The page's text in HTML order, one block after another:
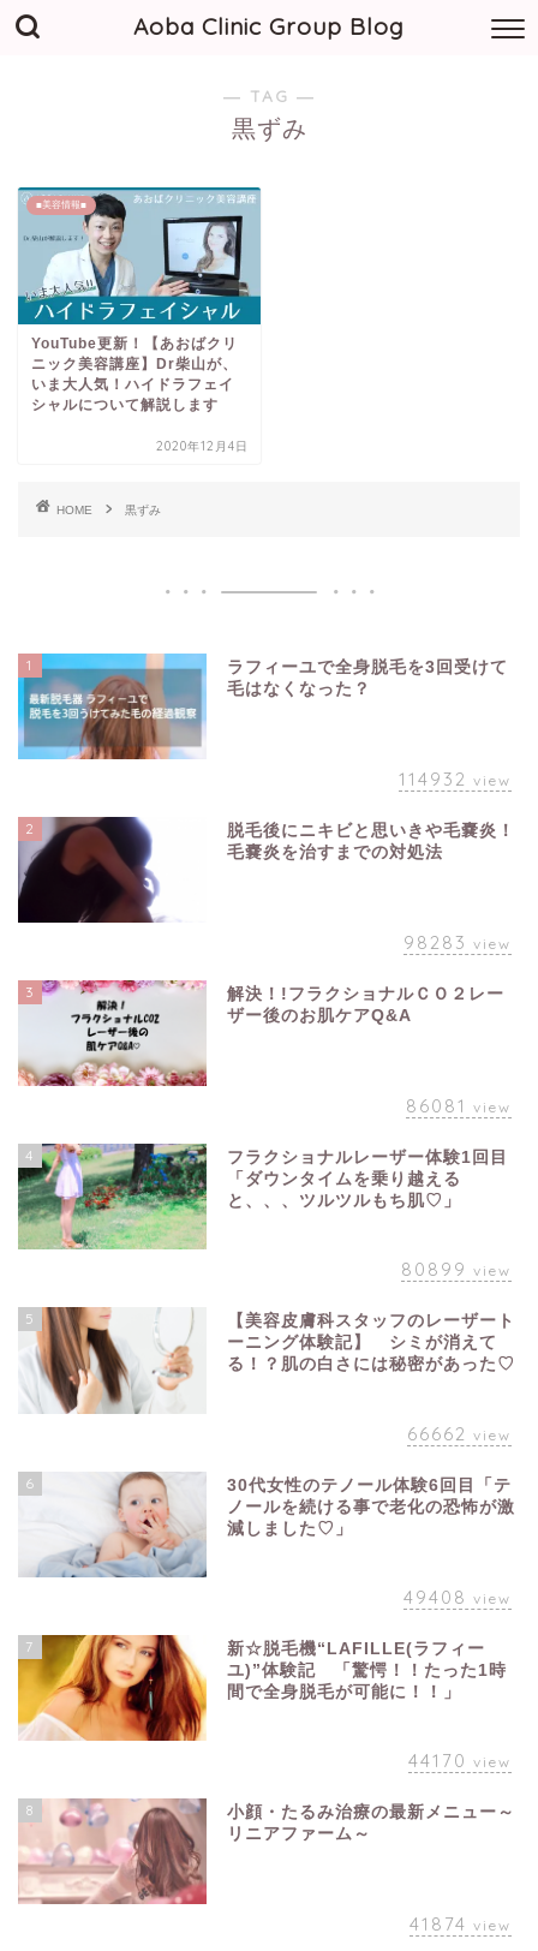
Aoba Clinic Group Blog
― TAG ―
黒ずみ
■美容情報■
YouTube更新！【あおばクリ
ニック美容講座】Dr柴山が、
いま大人気！ハイドラフェイ
シャルについて解説します
2020年12月4日
HOME 黒ずみ
1
ラフィーユで全身脱毛を3回受けて
毛はなくなった？
114932 view
2
脱毛後にニキビと思いきや毛嚢炎！
毛嚢炎を治すまでの対処法
98283 view
3
解決！!フラクショナルＣＯ２レー
ザー後のお肌ケアQ&A
86081 view
4
フラクショナルレーザー体験1回目
「ダウンタイムを乗り越える
と、、、ツルツルもち肌♡」
80899 view
5
【美容皮膚科スタッフのレーザート
ーニング体験記】 シミが消えて
る！？肌の白さには秘密があった♡
66662 view
6
30代女性のテノール体験6回目「テ
ノールを続ける事で老化の恐怖が激
減しました♡」
49408 view
7
新☆脱毛機“LAFILLE(ラフィー
ユ)”体験記 「驚愕！！たった1時
間で全身脱毛が可能に！！」
44170 view
8
小顔・たるみ治療の最新メニュー～
リニアファーム～
41874 view